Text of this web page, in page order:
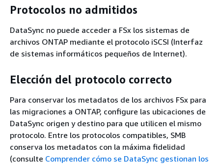
Protocolos no admitidos
DataSync no puede acceder a FSx los sistemas de
archivos ONTAP mediante el protocolo iSCSI (Interfaz
de sistemas informáticos pequeños de Internet).
Elección del protocolo correcto
Para conservar los metadatos de los archivos FSx para
las migraciones a ONTAP, configure las ubicaciones de
DataSync origen y destino para que utilicen el mismo
protocolo. Entre los protocolos compatibles, SMB
conserva los metadatos con la máxima fidelidad
(consulte Comprender cómo se DataSync gestionan los